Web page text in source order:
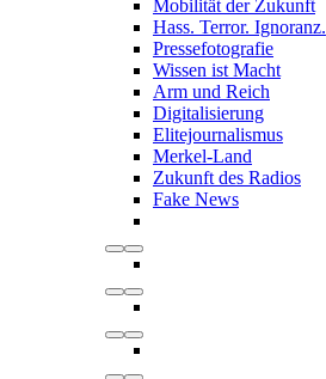
Mobilität der Zukunft
Hass. Terror. Ignoranz.
Pressefotografie
Wissen ist Macht
Arm und Reich
Digitalisierung
Elitejournalismus
Merkel-Land
Zukunft des Radios
Fake News